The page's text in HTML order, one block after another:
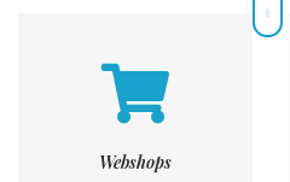
Webshops
nemmere.
Læs mere